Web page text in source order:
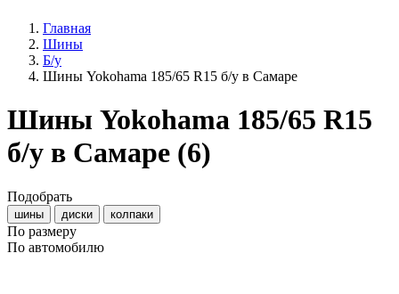
Главная
Шины
Б/у
Шины Yokohama 185/65 R15 б/у в Самаре
Шины Yokohama 185/65 R15
б/у в Самаре (6)
Подобрать
шины диски колпаки
По размеру
По автомобилю